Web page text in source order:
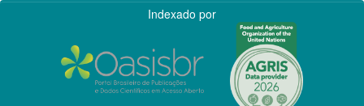
Indexado por